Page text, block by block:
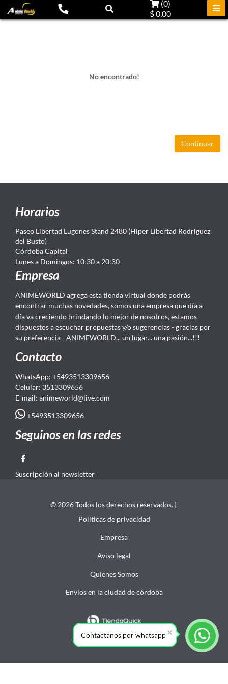
(0)
$ 0,00
No encontrado!
Continuar
Horarios
Paseo Libertad Lugones Stand 2480 (Hiper Libertad Rodriguez
del Busto)
Córdoba Capital
Lunes a Domingos: 10:30 a 20:30
Empresa
ANIMEWORLD agrega esta tienda virtual donde podrás
encontrar muchas novedades, somos una empresa que día a
día va creciendo brindando lo mejor de nosotros, estamos
dispuestos a escuchar propuestas y/o sugerencias - gracias por
su preferencia - ANIMEWORLD... un lugar... una pasión...!!!
Contacto
WhatsApp: +5493513309656
Celular: 3513309656
E-mail: animeworld@live.com
+5493513309656
Seguinos en las redes
Suscripción al newsletter
© 2026 Todos los derechos reservados. |
Politicas de privacidad
Empresa
Aviso legal
Quienes Somos
Envios en la ciudad de córdoba
Contactanos por whatsapp